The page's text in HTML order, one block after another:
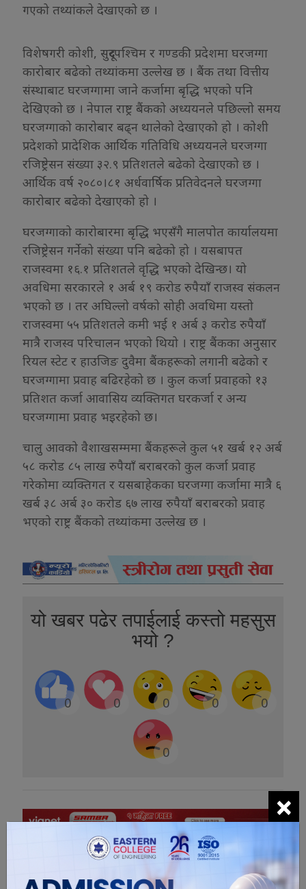
गएको तथ्यांकले देखाएको छ ।
विशेषगरी कोशी, सुदूरपश्चिम र गण्डकी प्रदेशमा घरजग्गा
कारोबार बढेको तथ्यांकमा उल्लेख छ । बैंक तथा वित्तीय
संस्थाबाट घरजग्गामा जाने कर्जामा बृद्धि भएको पनि
देखिएको छ । नेपाल राष्ट्र बैंकको अध्ययनले पछिल्लो समय
घरजग्गाको कारोबार बढ्न थालेको देखाएको हो । कोशी
प्रदेशको प्रादेशिक आर्थिक गतिविधि अध्ययनले घरजग्गा
रजिष्ट्रेसन संख्या ३२.९ प्रतिशतले बढेको देखाएको छ ।
आर्थिक वर्ष २०८०।८१ अर्धवार्षिक प्रतिवेदनले घरजग्गा
कारोबार बढेको देखाएको हो ।
घरजग्गाको कारोबारमा बृद्धि भएसँगै मालपोत कार्यालयमा
रजिष्ट्रेसन गर्नेको संख्या पनि बढेको हो । यसबापत
राजस्वमा १६.१ प्रतिशतले वृद्धि भएको देखिन्छ। यो
अवधिमा सरकारले १ अर्ब १९ करोड रुपैयाँ राजस्व संकलन
भएको छ । तर अघिल्लो वर्षको सोही अवधिमा यस्तो
राजस्वमा ५५ प्रतिशतले कमी भई १ अर्ब ३ करोड रुपैयाँ
मात्रै राजस्व परिचालन भएको थियो । राष्ट्र बैंकका अनुसार
रियल स्टेट र हाउजिङ दुवैमा बैंकहरूको लगानी बढेको र
घरजग्गामा प्रवाह बढिरहेको छ । कुल कर्जा प्रवाहको १३
प्रतिशत कर्जा आवासिय व्यक्तिगत घरकर्जा र अन्य
घरजग्गामा प्रवाह भइरहेको छ।
चालु आवको वैशाखसम्ममा बैंकहरूले कुल ५१ खर्ब १२ अर्ब
५८ करोड ८५ लाख रुपैयाँ बराबरको कुल कर्जा प्रवाह
गरेकोमा व्यक्तिगत र यसबाहेकका घरजग्गा कर्जामा मात्रै ६
खर्ब ३८ अर्ब ३० करोड ६७ लाख रुपैयाँ बराबरको प्रवाह
भएको राष्ट्र बैंकको तथ्यांकमा उल्लेख छ ।
यो खबर पढेर तपाईलाई कस्तो महसुस
भयो ?
0 0 0 0 0
0
×